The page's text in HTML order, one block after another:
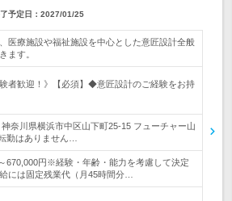
予定日： 2027/01/25
医療施設や福祉施設を中心とした意匠設計全般
ます。
験者歓迎！》【必須】◆意匠設計のご経験をお持
神奈川県横浜市中区山下町25-15 フューチャー山
勤はありません…
670,000円※経験・年齢・能力を考慮して決定
には固定残業代（月45時間分…